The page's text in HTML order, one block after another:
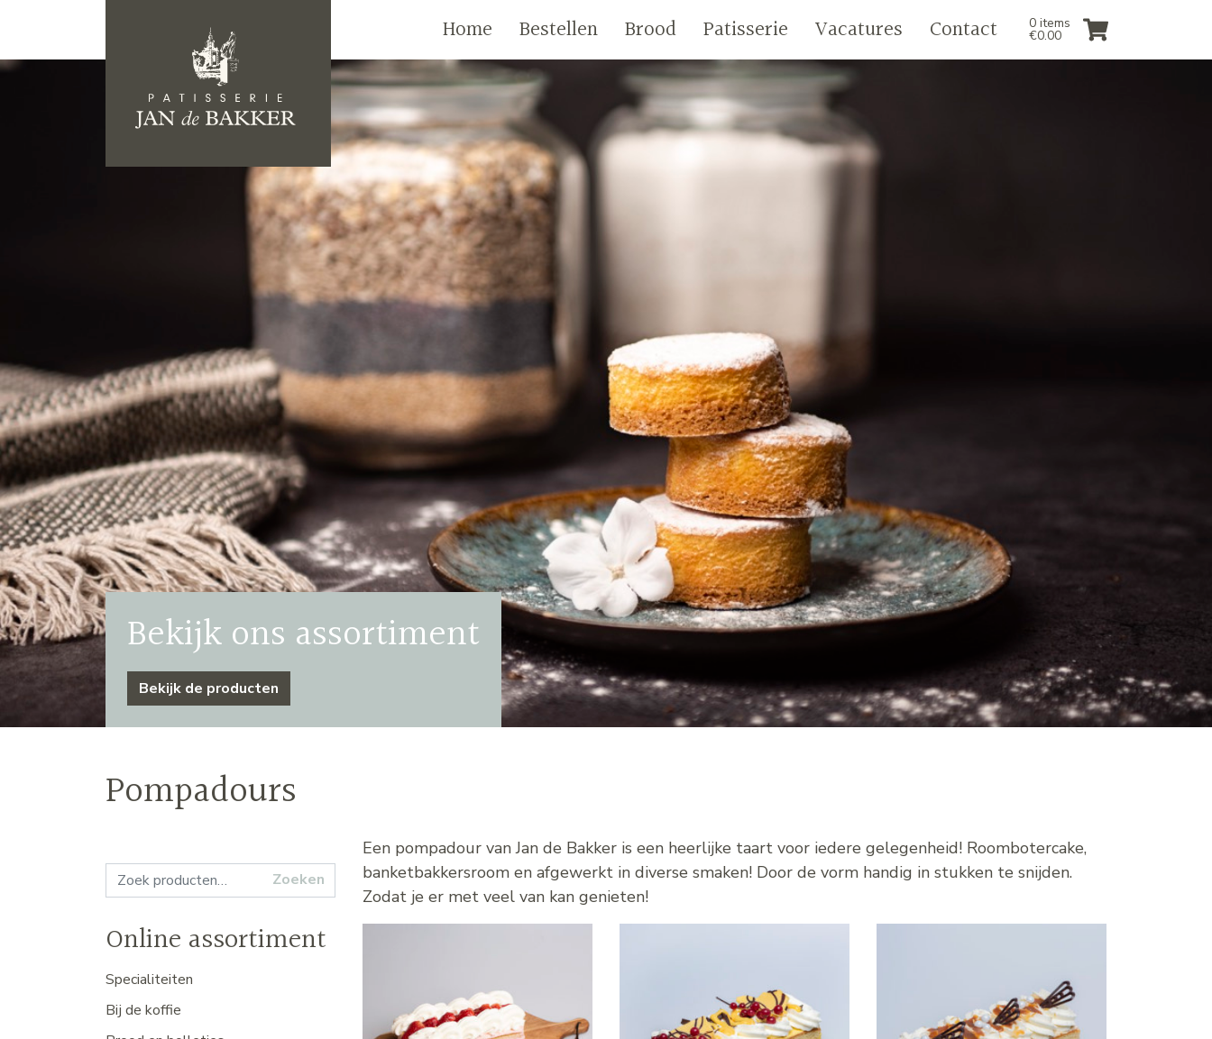
Home Bestellen Brood Patisserie Vacatures Contact 0 items
€0.00
Bekijk ons assortiment
Bekijk de producten
Pompadours
Zoeken naar: Zoeken
Online assortiment
Specialiteiten
Bij de koffie
Een pompadour van Jan de Bakker is een heerlijke taart voor iedere gelegenheid! Roombotercake,
banketbakkersroom en afgewerkt in diverse smaken! Door de vorm handig in stukken te snijden.
Zodat je er met veel van kan genieten!